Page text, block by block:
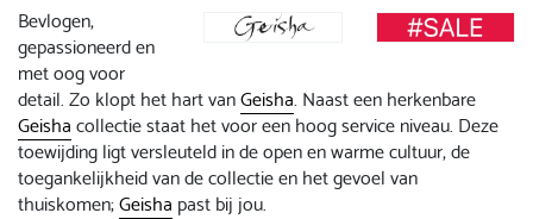
Bevlogen,
gepassioneerd en
met oog voor
detail. Zo klopt het hart vanGeisha. Naast een herkenbare
Geishacollectie staat het voor een hoog service niveau. Deze
toewijding ligt versleuteld in de open en warme cultuur, de
toegankelijkheid van de collectie en het gevoel van
thuiskomen;Geisha past bij jou.